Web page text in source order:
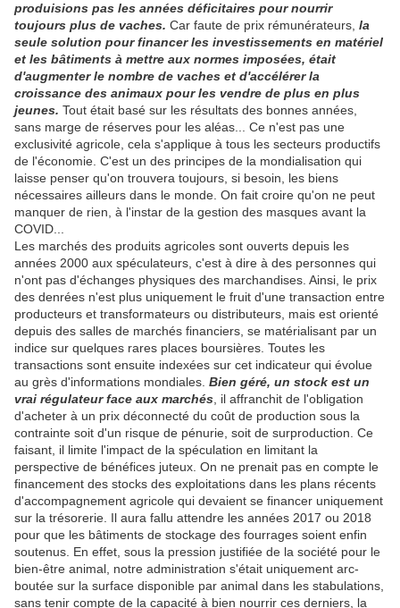
produisions pas les années déficitaires pour nourrir
toujours plus de vaches. Car faute de prix rémunérateurs, la
seule solution pour financer les investissements en matériel
et les bâtiments à mettre aux normes imposées, était
d'augmenter le nombre de vaches et d'accélérer la
croissance des animaux pour les vendre de plus en plus
jeunes. Tout était basé sur les résultats des bonnes années,
sans marge de réserves pour les aléas... Ce n'est pas une
exclusivité agricole, cela s'applique à tous les secteurs productifs
de l'économie. C'est un des principes de la mondialisation qui
laisse penser qu'on trouvera toujours, si besoin, les biens
nécessaires ailleurs dans le monde. On fait croire qu'on ne peut
manquer de rien, à l'instar de la gestion des masques avant la
COVID...
Les marchés des produits agricoles sont ouverts depuis les
années 2000 aux spéculateurs, c'est à dire à des personnes qui
n'ont pas d'échanges physiques des marchandises. Ainsi, le prix
des denrées n'est plus uniquement le fruit d'une transaction entre
producteurs et transformateurs ou distributeurs, mais est orienté
depuis des salles de marchés financiers, se matérialisant par un
indice sur quelques rares places boursières. Toutes les
transactions sont ensuite indexées sur cet indicateur qui évolue
au grès d'informations mondiales. Bien géré, un stock est un
vrai régulateur face aux marchés , il affranchit de l'obligation
d'acheter à un prix déconnecté du coût de production sous la
contrainte soit d'un risque de pénurie, soit de surproduction. Ce
faisant, il limite l'impact de la spéculation en limitant la
perspective de bénéfices juteux. On ne prenait pas en compte le
financement des stocks des exploitations dans les plans récents
d'accompagnement agricole qui devaient se financer uniquement
sur la trésorerie. Il aura fallu attendre les années 2017 ou 2018
pour que les bâtiments de stockage des fourrages soient enfin
soutenus. En effet, sous la pression justifiée de la société pour le
bien-être animal, notre administration s'était uniquement arc-
boutée sur la surface disponible par animal dans les stabulations,
sans tenir compte de la capacité à bien nourrir ces derniers, la